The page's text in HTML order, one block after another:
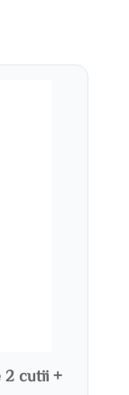
2 cutii +